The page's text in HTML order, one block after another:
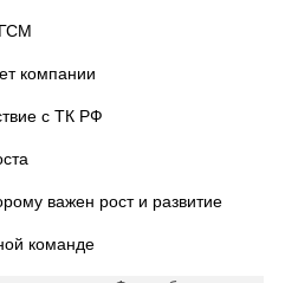
компании
с ТК РФ
важен рост и развитие
команде